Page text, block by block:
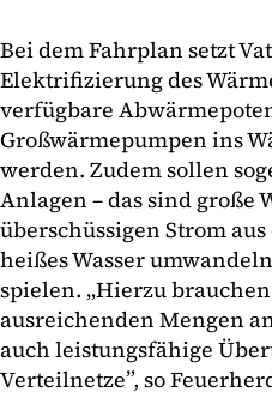
Bei dem Fahrplan setzt
Elektrifizierung des
verfügbare
Großwärmepumpen ins
werden. Zudem sollen
Anlagen – das sind große
überschüssigen Strom
heißes Wasser
spielen. „Hierzu
ausreichenden Mengen
auch leistungsfähige
Verteilnetze”, so